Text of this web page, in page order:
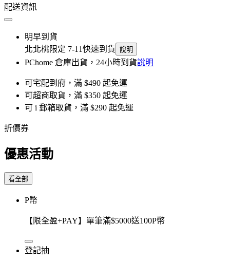
配送資訊
明早到貨
北北桃限定 7-11快速到貨 說明
PChome 倉庫出貨，24小時到貨說明
可宅配到府，滿 $490 起免運
可超商取貨，滿 $350 起免運
可 i 郵箱取貨，滿 $290 起免運
折價券
優惠活動
看全部
P幣
【限全盈+PAY】單筆滿$5000送100P幣
登記抽